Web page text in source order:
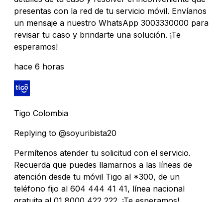
presentas con la red de tu servicio móvil. Envíanos
un mensaje a nuestro WhatsApp 3003330000 para
revisar tu caso y brindarte una solución. ¡Te
esperamos!
hace 6 horas
Tigo Colombia
Replying to @soyuribista20
Permítenos atender tu solicitud con el servicio.
Recuerda que puedes llamarnos a las líneas de
atención desde tu móvil Tigo al *300, de un
teléfono fijo al 604 444 41 41, línea nacional